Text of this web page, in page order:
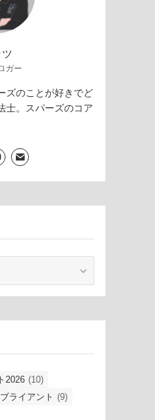
ガー
ズのことが好きでど
士。スパーズのコア
2026 (10)
ライアント (9)